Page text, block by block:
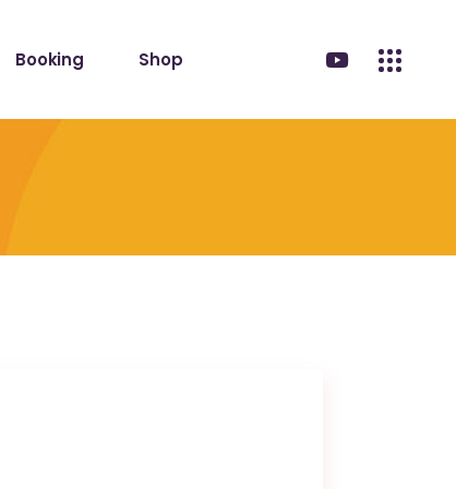
Booking Shop